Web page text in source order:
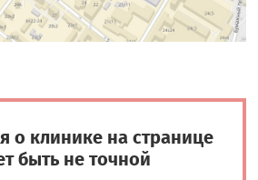
о клинике на странице
быть не точной